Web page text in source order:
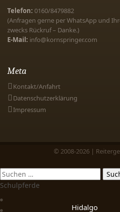
Telefon: 0160/8479882
(Anfragen gerne per WhatsApp und
zwecks Rückruf – Danke.)
E-Mail: info@kornspringer.com
Meta
Kontakt/Anfahrt
Datenschutzerklärung
Impressum
© 2008-2026 |
Schulpferde
Hidalgo